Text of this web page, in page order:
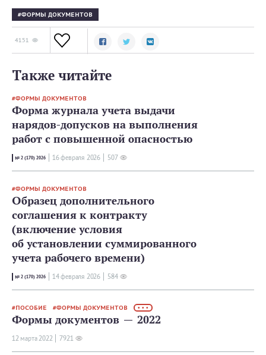
ФОРМЫ ДОКУМЕНТОВ
4151
Также читайте
ФОРМЫ ДОКУМЕНТОВ
Форма журнала учета выдачи
нарядов-допусков на выполнения
работ с повышенной опасностью
№ 2 (170) 2026 16 февраля 2026 507
ФОРМЫ ДОКУМЕНТОВ
Образец дополнительного
соглашения к контракту
(включение условия
об установлении суммированного
учета рабочего времени)
№ 2 (170) 2026 14 февраля 2026 584
ПОСОБИЕ ФОРМЫ ДОКУМЕНТОВ • • •
Формы документов — 2022
12 мартa 2022 7921